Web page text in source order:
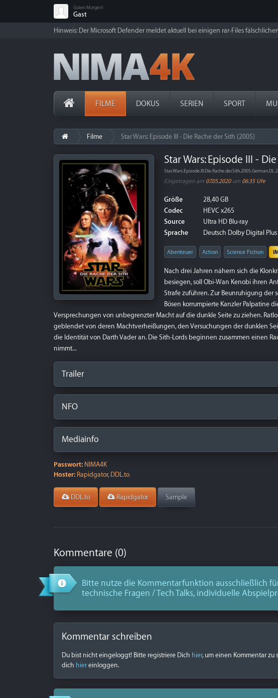
Guten Morgen!
Gast
Hinweis: Der Microsoft Defender meldet aktuell bei einigen rar-Files
FILME DOKUS SERIEN SPORT
Filme Star Wars: Episode III - Die Rache der Sith (2005)
Star Wars: Episode III -
Eingetragen am 07.05.2020um 06:35 Uhr
Größe
28,40 GB
Codec
HEVC x265
Source
Ultra HD Blu-ray
Sprache
Deutsch Dolby Digital Plus
Abenteuer Action Science Fiction
Nach drei Jahren nähern sich die
besiegen, soll Obi-Wan Kenobi ihren
Strafe zuführen. Zur Beunruhigung
Bösen korrumpierte Kanzler Palpatine
Versprechungen von unbegrenzter Macht auf die dunkle Seite zu ziehen.
geblendet von deren Machtverheißungen, den Versuchungen der dunklen
die Identität von Darth Vader an. Die Sith-Lords beginnen zusammen einen
nimmt...
Trailer
NFO
Mediainfo
Passwort: NIMA4K
Hoster: Rapidgator, DDL.to
DDL.to Rapidgator Sample
Kommentare (0)
Bitte nutze die Kommentarfunktion ausschließlich
technische Fragen / Tech Talks, individuelle
Kommentar schreiben
Du bist nicht eingeloggt! Bitte registriere Dich hier, um einen Kommentar zu
dich hiereinloggen.